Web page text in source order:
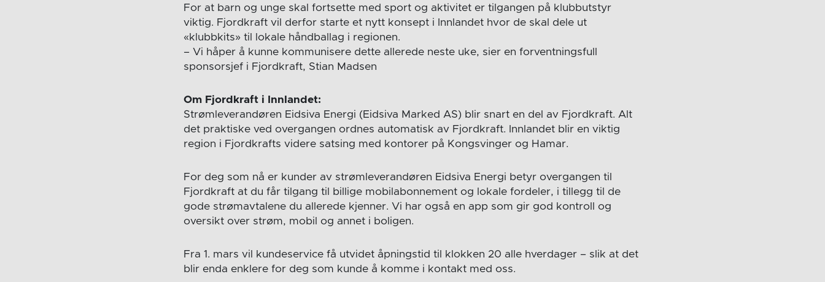
For at barn og unge skal fortsette med sport og aktivitet er tilgangen på klubbutstyr
viktig. Fjordkraft vil derfor starte et nytt konsept i Innlandet hvor de skal dele ut
«klubbkits» til lokale håndballag i regionen.
– Vi håper å kunne kommunisere dette allerede neste uke, sier en forventningsfull
sponsorsjef i Fjordkraft, Stian Madsen
Om Fjordkraft i Innlandet:
Strømleverandøren Eidsiva Energi (Eidsiva Marked AS) blir snart en del av Fjordkraft. Alt
det praktiske ved overgangen ordnes automatisk av Fjordkraft. Innlandet blir en viktig
region i Fjordkrafts videre satsing med kontorer på Kongsvinger og Hamar.
For deg som nå er kunder av strømleverandøren Eidsiva Energi betyr overgangen til
Fjordkraft at du får tilgang til billige mobilabonnement og lokale fordeler, i tillegg til de
gode strømavtalene du allerede kjenner. Vi har også en app som gir god kontroll og
oversikt over strøm, mobil og annet i boligen.
Fra 1. mars vil kundeservice få utvidet åpningstid til klokken 20 alle hverdager – slik at det
blir enda enklere for deg som kunde å komme i kontakt med oss.